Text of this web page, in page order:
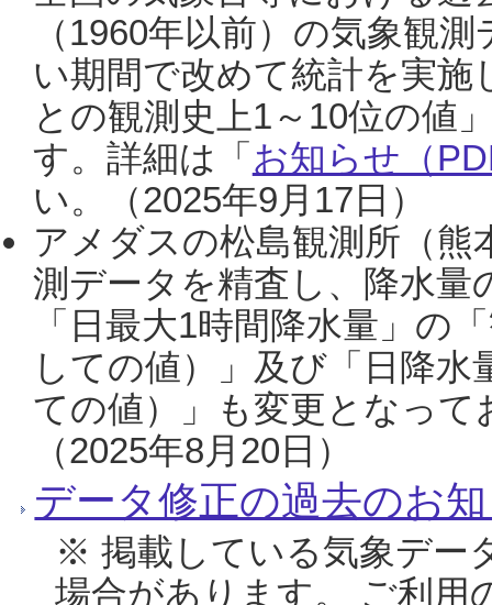
（1960年以前）の気象観
い期間で改めて統計を実
との観測史上1～10位の値
す。詳細は「 お知らせ（
い。（2025年9月17日）
アメダスの松島観測所（熊
測データを精査し、降水
「日最大1時間降水量」の
しての値）」及び「日降
ての値）」も変更となっ
（2025年8月20日）
データ修正の過去のお
※ 掲載している気象デー
場合があります。 ご利用